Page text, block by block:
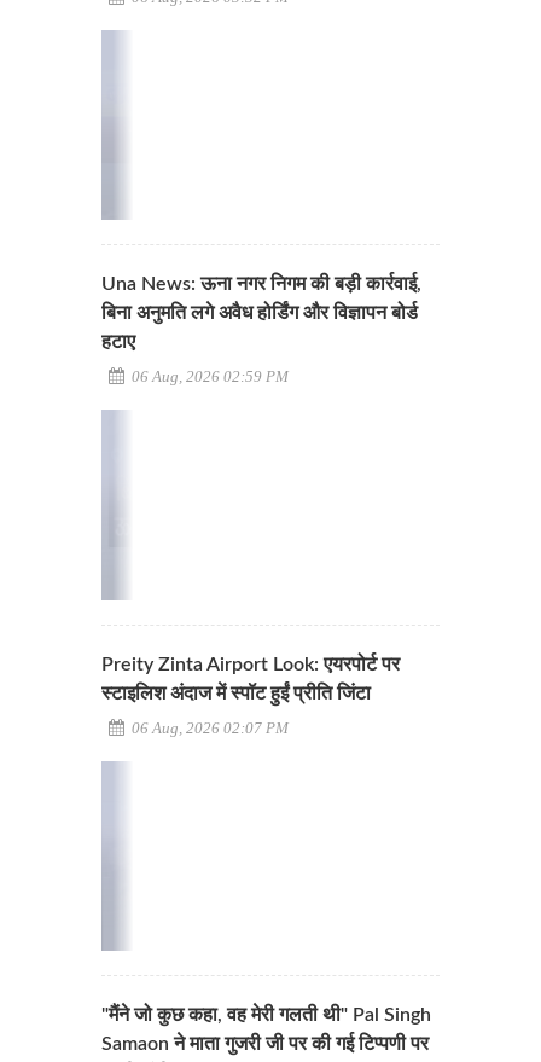
Una News: ऊना नगर निगम की बड़ी कार्रवाई,
बिना अनुमति लगे अवैध होर्डिंग और विज्ञापन बोर्ड
हटाए
06 Aug, 2026 02:59 PM
Preity Zinta Airport Look: एयरपोर्ट पर
स्टाइलिश अंदाज में स्पॉट हुईं प्रीति जिंटा
06 Aug, 2026 02:07 PM
"मैंने जो कुछ कहा, वह मेरी गलती थी" Pal Singh
Samaon ने माता गुजरी जी पर की गई टिप्पणी पर